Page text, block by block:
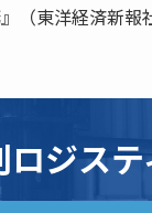
東洋経済新報
ロジス